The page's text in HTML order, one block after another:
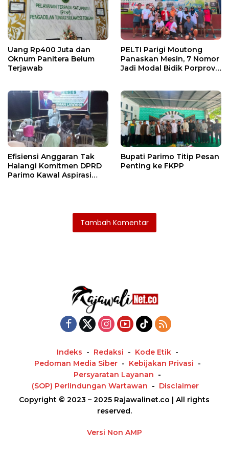
Uang Rp400 Juta dan
Oknum Panitera Belum
Terjawab
PELTI Parigi Moutong
Panaskan Mesin, 7 Nomor
Jadi Modal Bidik Porprov
Efisiensi Anggaran Tak
Halangi Komitmen DPRD
Parimo Kawal Aspirasi
Bupati Parimo Titip Pesan
Penting ke FKPP
Tambah Komentar
Indeks Redaksi
Kode Etik
Pedoman Media Siber
Kebijakan Privasi
Persyaratan Layanan
(SOP) Perlindungan Wartawan
Disclaimer
Copyright © 2023 – 2025 Rajawalinet.co | All rights
reserved.
Versi Non AMP